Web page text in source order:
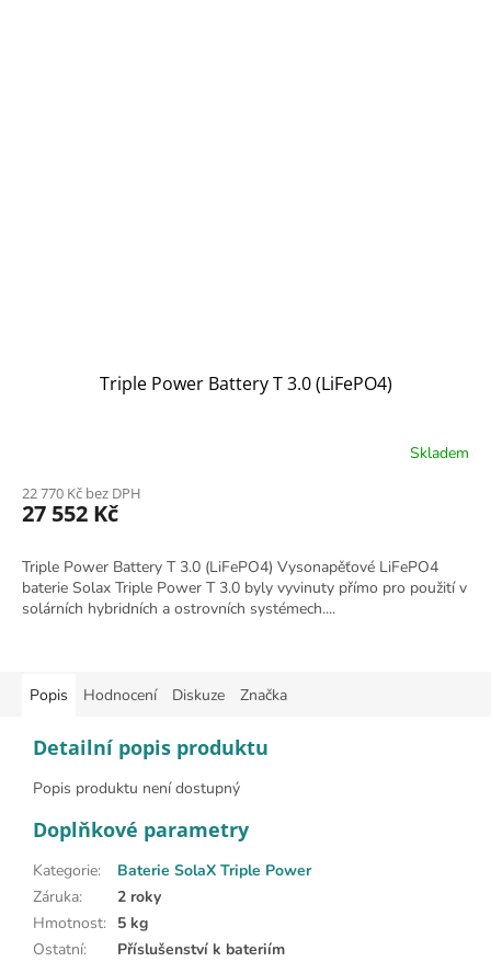
Triple Power Battery T 3.0 (LiFePO4)
Skladem
22 770 Kč bez DPH
27 552 Kč
Triple Power Battery T 3.0 (LiFePO4) Vysonapěťové LiFePO4
baterie Solax Triple Power T 3.0 byly vyvinuty přímo pro použití v
solárních hybridních a ostrovních systémech....
Popis Hodnocení Diskuze Značka
Detailní popis produktu
Popis produktu není dostupný
Doplňkové parametry
Kategorie:
Baterie SolaX Triple Power
Záruka:
2 roky
Hmotnost: 5 kg
Ostatní: Příslušenství k bateriím